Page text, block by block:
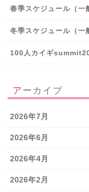
春季スケジュール（一
冬季スケジュール（一
100人カイギ
アーカイブ
2026年7月
2026年6月
2026年4月
2026年2月